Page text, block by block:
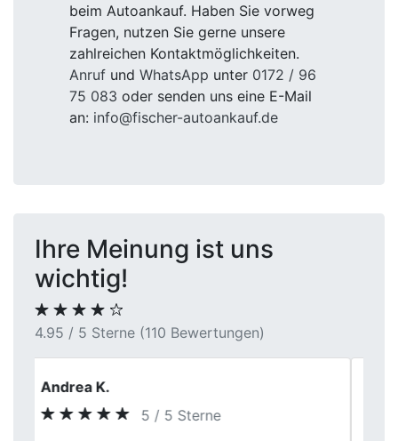
beim Autoankauf. Haben Sie vorweg
Fragen, nutzen Sie gerne unsere
zahlreichen Kontaktmöglichkeiten.
Anruf und WhatsApp unter 0172 / 96
75 083 oder senden uns eine E-Mail
an: info@fischer-autoankauf.de
Ihre Meinung ist uns
wichtig!
4.95 / 5 Sterne (110 Bewertungen)
Pawel
5 / 5 Sterne